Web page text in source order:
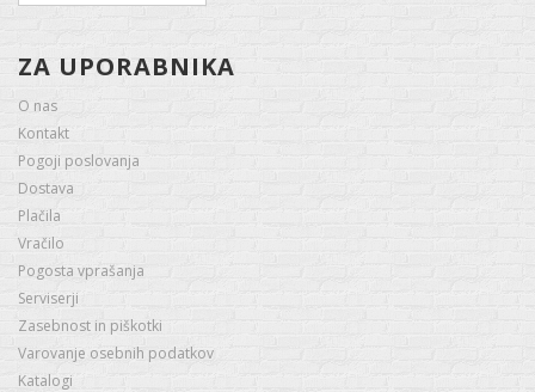
ZA UPORABNIKA
O nas
Kontakt
Pogoji poslovanja
Dostava
Plačila
Vračilo
Pogosta vprašanja
Serviserji
Zasebnost in piškotki
Varovanje osebnih podatkov
Katalogi